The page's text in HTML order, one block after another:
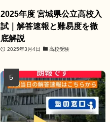
2025年度 宮城県公立高校入
試｜解答速報と難易度を徹
底解説
2025年3月4日 高校受験